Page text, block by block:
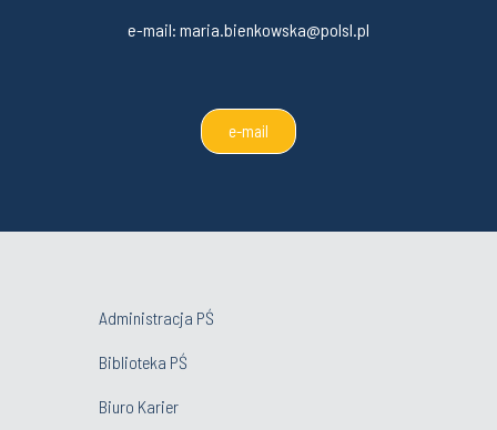
e-mail: maria.bienkowska@polsl.pl
e-mail
Administracja PŚ
Biblioteka PŚ
Biuro Karier